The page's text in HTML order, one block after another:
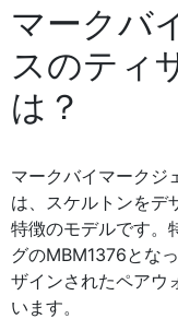
マークバ
スのティ
は？
マークバイマークジ
は、スケルトンをデ
特徴のモデルです。
グのMBM1376とな
ザインされたペアウ
います。